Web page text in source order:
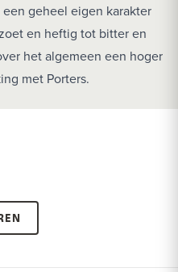
geheel eigen karakter
en heftig tot bitter en
het algemeen een hoger
met Porters.